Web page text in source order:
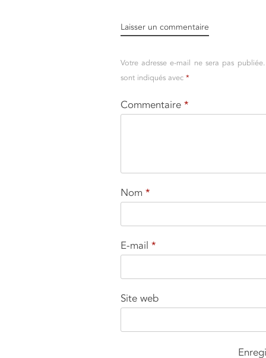
Laisser un commentaire
Votre adresse e-mail ne sera pas publiée.
sont indiqués avec *
Commentaire *
Nom *
E-mail *
Site web